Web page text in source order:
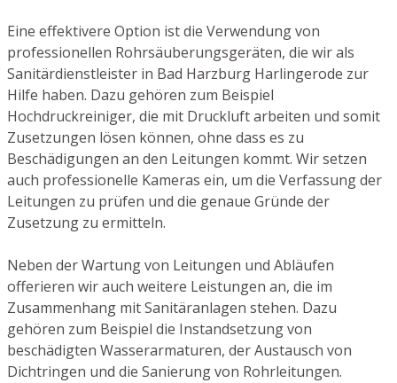
Eine effektivere Option ist die Verwendung von
professionellen Rohrsäuberungsgeräten, die wir als
Sanitärdienstleister in Bad Harzburg Harlingerode zur
Hilfe haben. Dazu gehören zum Beispiel
Hochdruckreiniger, die mit Druckluft arbeiten und somit
Zusetzungen lösen können, ohne dass es zu
Beschädigungen an den Leitungen kommt. Wir setzen
auch professionelle Kameras ein, um die Verfassung der
Leitungen zu prüfen und die genaue Gründe der
Zusetzung zu ermitteln.
Neben der Wartung von Leitungen und Abläufen
offerieren wir auch weitere Leistungen an, die im
Zusammenhang mit Sanitäranlagen stehen. Dazu
gehören zum Beispiel die Instandsetzung von
beschädigten Wasserarmaturen, der Austausch von
Dichtringen und die Sanierung von Rohrleitungen.